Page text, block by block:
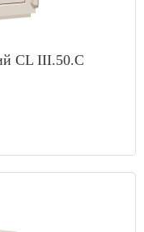
CL III.50.C